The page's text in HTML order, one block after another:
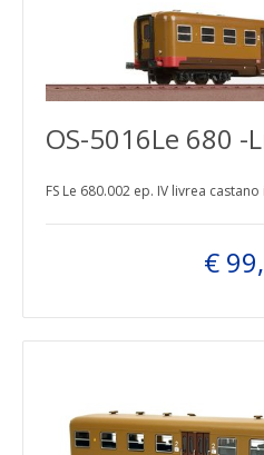
OS-5016Le 680 -
FS Le 680.002 ep. IV livrea
€